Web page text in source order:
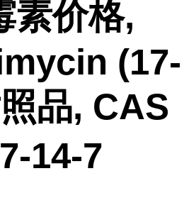
素价格,
(17-
品, CAS
14-7